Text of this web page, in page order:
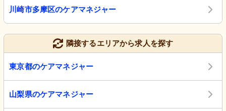
川崎市多摩区のケアマネジャー
隣接するエリアから求人を探す
東京都のケアマネジャー
山梨県のケアマネジャー